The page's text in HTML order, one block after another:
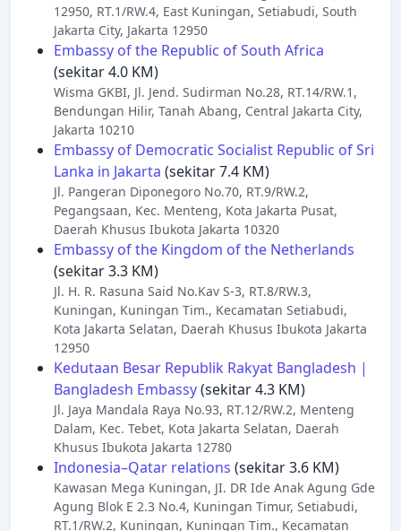
12950, RT.1/RW.4, East Kuningan, Setiabudi, South
Jakarta City, Jakarta 12950
Embassy of the Republic of South Africa
(sekitar 4.0 KM)
Wisma GKBI, Jl. Jend. Sudirman No.28, RT.14/RW.1,
Bendungan Hilir, Tanah Abang, Central Jakarta City,
Jakarta 10210
Embassy of Democratic Socialist Republic of Sri
Lanka in Jakarta (sekitar 7.4 KM)
Jl. Pangeran Diponegoro No.70, RT.9/RW.2,
Pegangsaan, Kec. Menteng, Kota Jakarta Pusat,
Daerah Khusus Ibukota Jakarta 10320
Embassy of the Kingdom of the Netherlands
(sekitar 3.3 KM)
Jl. H. R. Rasuna Said No.Kav S-3, RT.8/RW.3,
Kuningan, Kuningan Tim., Kecamatan Setiabudi,
Kota Jakarta Selatan, Daerah Khusus Ibukota Jakarta
12950
Kedutaan Besar Republik Rakyat Bangladesh |
Bangladesh Embassy(sekitar 4.3 KM)
Jl. Jaya Mandala Raya No.93, RT.12/RW.2, Menteng
Dalam, Kec. Tebet, Kota Jakarta Selatan, Daerah
Khusus Ibukota Jakarta 12780
Indonesia–Qatar relations (sekitar 3.6 KM)
Kawasan Mega Kuningan, JI. DR Ide Anak Agung Gde
Agung Blok E 2.3 No.4, Kuningan Timur, Setiabudi,
RT.1/RW.2, Kuningan, Kuningan Tim., Kecamatan